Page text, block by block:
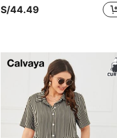
S/44.49